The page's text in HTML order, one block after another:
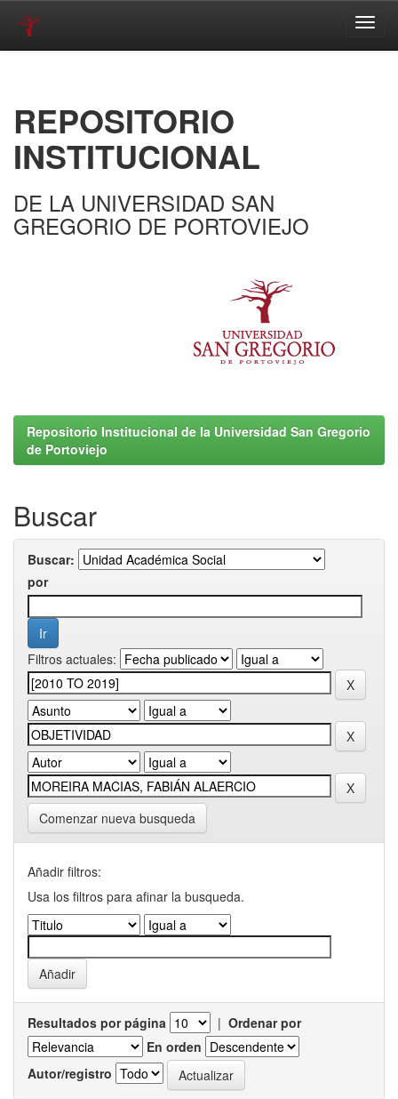
REPOSITORIO
INSTITUCIONAL
DE LA UNIVERSIDAD SAN
GREGORIO DE PORTOVIEJO
Repositorio Institucional de la Universidad San Gregorio
de Portoviejo
Buscar
Buscar:
por
Filtros actuales:
Comenzar nueva busqueda
Añadir filtros:
Usa los filtros para afinar la busqueda.
Resultados por página | Ordenar por
En orden
Autor/registro